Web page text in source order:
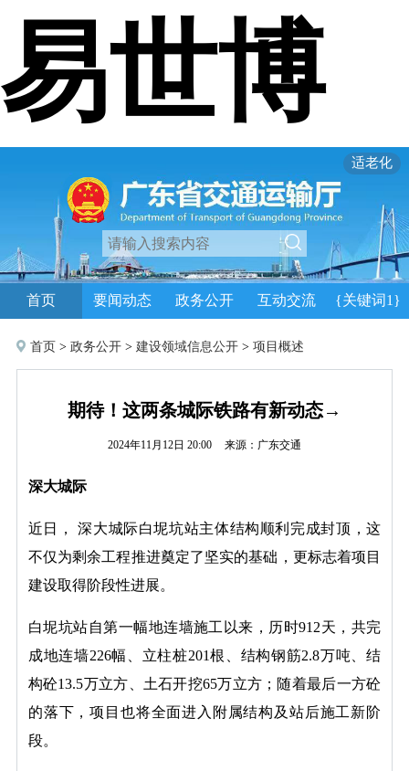
易世博
适老化
首页 要闻动态 政务公开 互动交流 {关键词1}
首页> 政务公开> 建设领域信息公开> 项目概述
期待！这两条城际铁路有新动态→
2024年11月12日 20:00 来源：广东交通
深大城际
近日， 深大城际白坭坑站主体结构顺利完成封顶，这
不仅为剩余工程推进奠定了坚实的基础，更标志着项目
建设取得阶段性进展。
白坭坑站自第一幅地连墙施工以来，历时912天，共完
成地连墙226幅、立柱桩201根、结构钢筋2.8万吨、结
构砼13.5万立方、土石开挖65万立方；随着最后一方砼
的落下，项目也将全面进入附属结构及站后施工新阶
段。